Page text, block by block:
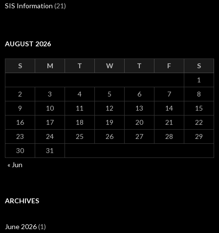
SIS Information (21)
AUGUST 2026
S M T W T F
S
1
2
3 4 5 6 7
8
9
10 11 12 13 14
15
16
17 18 19 20 21
22
23
24 25 26 27 28
29
30
31
« Jun
ARCHIVES
June 2026(1)